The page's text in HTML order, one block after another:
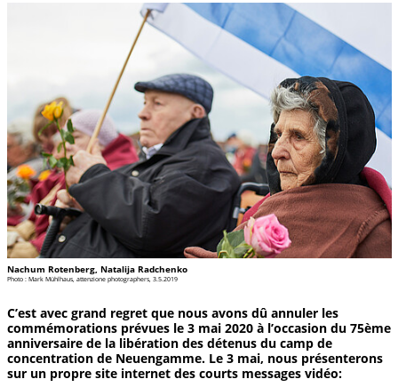
Nachum Rotenberg, Natalija Radchenko
Photo : Mark Mühlhaus, attenzione photographers, 3.5.2019
C’est avec grand regret que nous avons dû annuler les
commémorations prévues le 3 mai 2020 à l’occasion du 75ème
anniversaire de la libération des détenus du camp de
concentration de Neuengamme. Le 3 mai, nous présenterons
sur un propre site internet des courts messages vidéo: